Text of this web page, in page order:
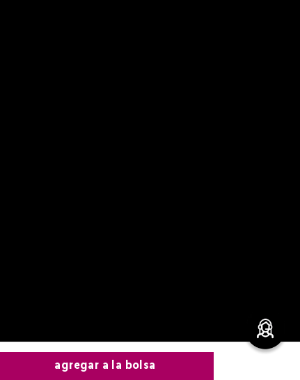
agregar a la bolsa